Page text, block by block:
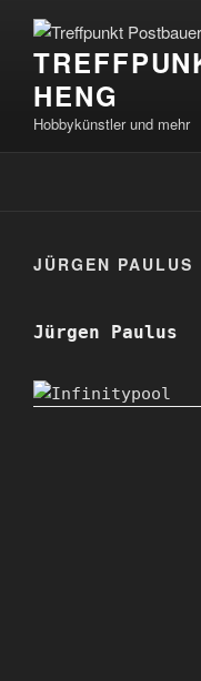
Inhalt
springen
HENG
Hobbykünstler und mehr
JÜRGEN PAULUS
Jürgen Paulus